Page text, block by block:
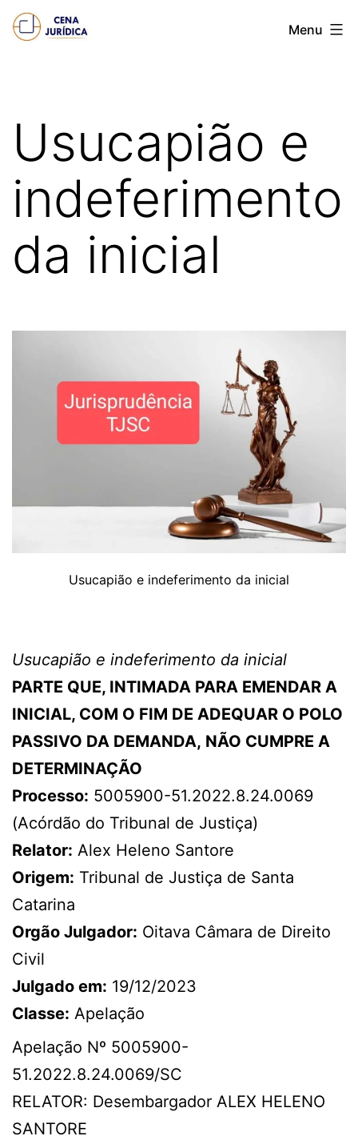
Pular
para
Cena
Menu
Usucapião e
indeferimento
da inicial
Usucapião e indeferimento da inicial
Usucapião e indeferimento da inicial
PARTE QUE, INTIMADA PARA EMENDAR A
INICIAL, COM O FIM DE ADEQUAR O POLO
PASSIVO DA DEMANDA, NÃO CUMPRE A
DETERMINAÇÃO
Processo: 5005900-51.2022.8.24.0069
(Acórdão do Tribunal de Justiça)
Relator: Alex Heleno Santore
Origem: Tribunal de Justiça de Santa
Catarina
Orgão Julgador: Oitava Câmara de Direito
Civil
Julgado em: 19/12/2023
Classe: Apelação
Apelação Nº 5005900-
51.2022.8.24.0069/SC
RELATOR: Desembargador ALEX HELENO
SANTORE